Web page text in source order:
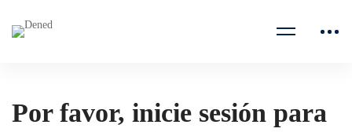
Por favor, inicie sesión para